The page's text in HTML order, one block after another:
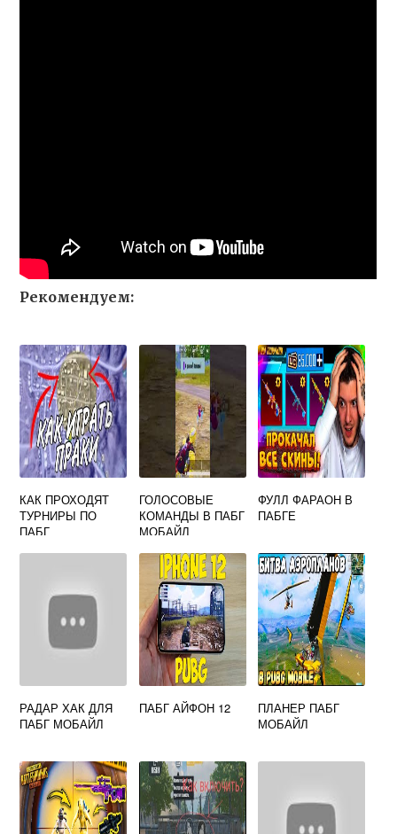
Рекомендуем:
КАК ПРОХОДЯТ
ТУРНИРЫ ПО
ПАБГ
ГОЛОСОВЫЕ
КОМАНДЫ В ПАБГ
МОБАЙЛ
ФУЛЛ ФАРАОН В
ПАБГЕ
РАДАР ХАК ДЛЯ
ПАБГ МОБАЙЛ
ПАБГ АЙФОН 12
ПЛАНЕР ПАБГ
МОБАЙЛ